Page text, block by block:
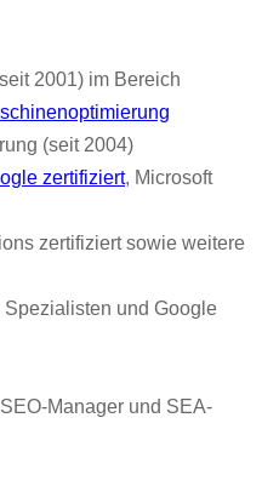
2001) im Bereich
(seit 2004)
zertifiziert, Microsoft
zertifiziert sowie weitere
Spezialisten und Google
Manager und SEA-